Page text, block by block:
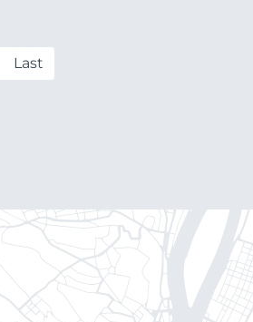
Last